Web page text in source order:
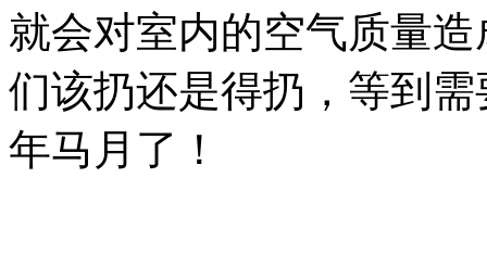
就会对室内的空气质量
们该扔还是得扔，等到
年马月了！